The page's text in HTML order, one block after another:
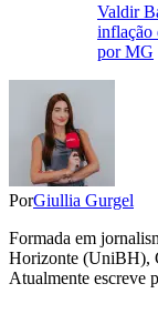
Valdir
inflação
por MG
PorGiullia Gurgel
Formada em
Horizonte (UniBH),
Atualmente escreve